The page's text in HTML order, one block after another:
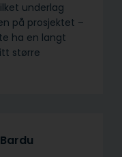
underlag
på prosjektet –
ha en langt
større